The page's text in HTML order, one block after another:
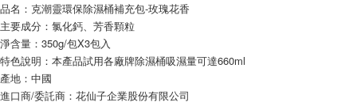
品名：克潮靈環保除濕桶補充包-玫瑰花香
主要成分：氯化鈣、芳香顆粒
淨含量：350g/包X3包入
特色說明：本產品試用各廠牌除濕桶吸濕量可達660ml
產地：中國
進口商/委託商：花仙子企業股份有限公司